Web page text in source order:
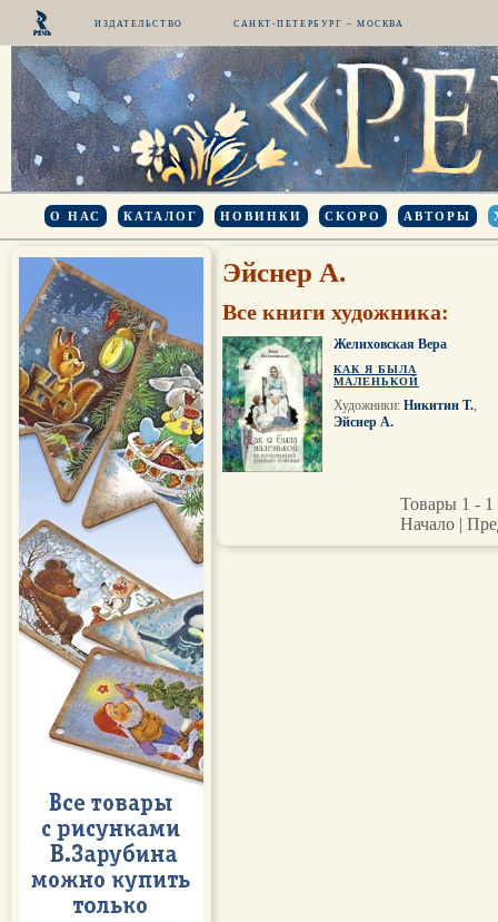
ИЗДАТЕЛЬСТВО САНКТ-ПЕТЕРБУРГ – МОСКВА
О НАС КАТАЛОГ НОВИНКИ СКОРО АВТОРЫ
Эйснер А.
Все книги художника:
Желиховская Вера
КАК Я БЫЛА
МАЛЕНЬКОЙ
Художники: Никитин Т.,
Эйснер А.
Товары 1 - 1
Начало |